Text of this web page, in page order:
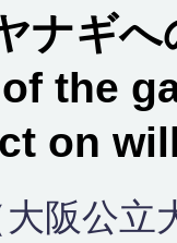
ナギ
the
on
阪公立